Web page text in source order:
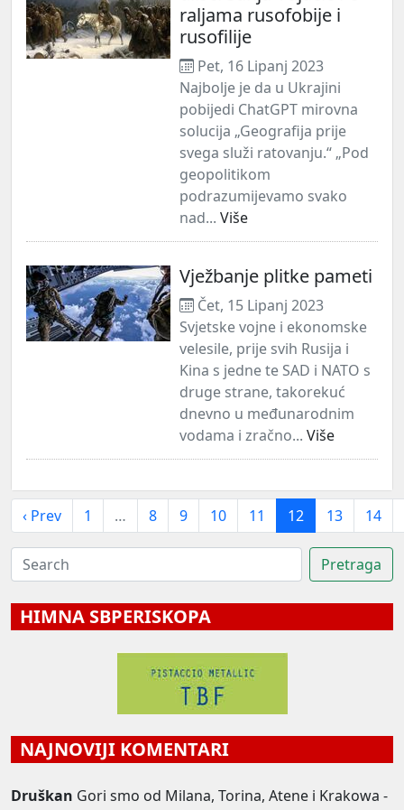
raljama rusofobije i
rusofilije
Pet, 16 Lipanj 2023
Najbolje je da u Ukrajini
pobijedi ChatGPT mirovna
solucija „Geografija prije
svega služi ratovanju.“ „Pod
geopolitikom
podrazumijevamo svako
nad... Više
Vježbanje plitke pameti
Čet, 15 Lipanj 2023
Svjetske vojne i ekonomske
velesile, prije svih Rusija i
Kina s jedne te SAD i NATO s
druge strane, takorekuć
dnevno u međunarodnim
vodama i zračno... Više
‹ Prev 1 … 8 9 10 11 12 13 14
HIMNA SBPERISKOPA
NAJNOVIJI KOMENTARI
Druškan Gori smo od Milana, Torina, Atene i Krakowa -